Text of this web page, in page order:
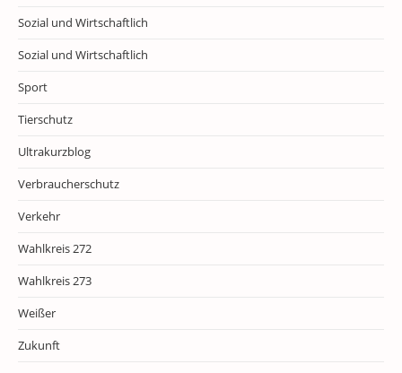
Sozial und Wirtschaftlich
Sozial und Wirtschaftlich
Sport
Tierschutz
Ultrakurzblog
Verbraucherschutz
Verkehr
Wahlkreis 272
Wahlkreis 273
Weißer
Zukunft